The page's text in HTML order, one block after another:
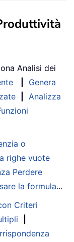
Analisi dei
Genera
Analizza
o
righe vuote
Perdere
la formula...
Criteri